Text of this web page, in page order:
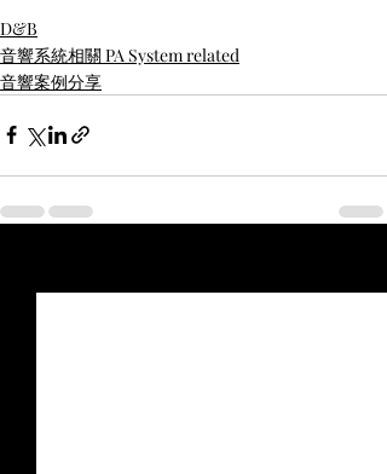
D&B
音響系統相關 PA System related
音響案例分享